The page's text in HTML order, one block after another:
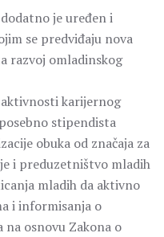
je uređen i
se predviđaju nova
razvoj omladinskog
karijernog
stipendista
obuka od značaja za
i preduzetništvo mladih
mladih da aktivno
i informisanja o
na osnovu Zakona o